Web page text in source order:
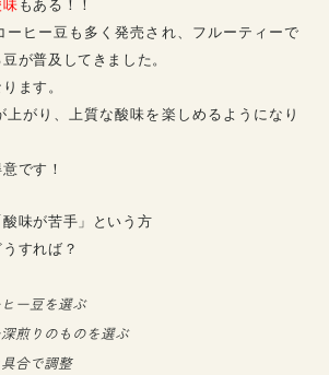
味 もある！！
ーヒー豆も多く発売され、フルーティーで
が普及してきました。
ます。
上がり、上質な酸味を楽しめるようになり
です！
味が苦手」という方
すれば？
ー豆を選ぶ
煎りのものを選ぶ
合で調整